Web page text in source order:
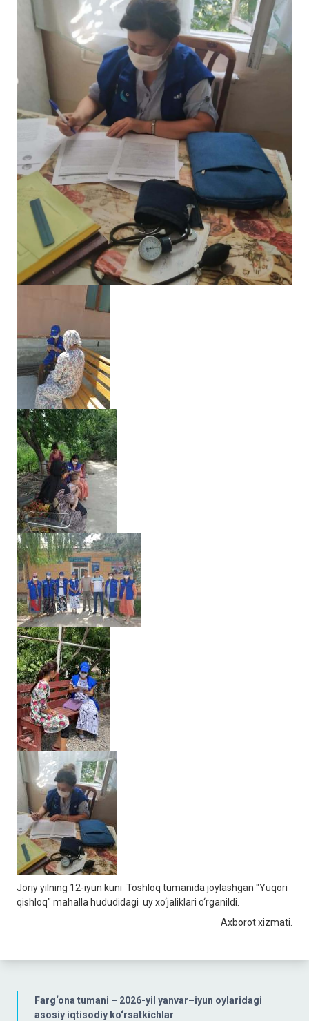
Farg‘ona tumani – 2026-yil yanvar–iyun oylaridagi
asosiy iqtisodiy ko‘rsatkichlar
Joriу yilning 12-iyun kuni Toshloq tumanida joylashgan "Yuqori
qishloq" mahalla hududidagi uy xo‘jaliklari o‘rganildi.
Axborot xizmati.